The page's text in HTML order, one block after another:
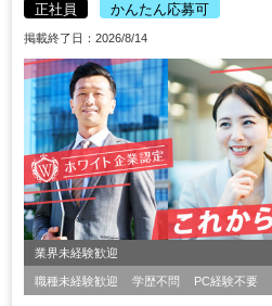
正社員 かんたん応募可
掲載終了日：2026/8/14
業界未経験歓迎
職種未経験歓迎 学歴不問 PC経験不要